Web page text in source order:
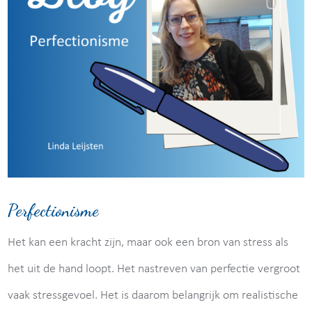
Perfectionisme
Het kan een kracht zijn, maar ook een bron van stress als
het uit de hand loopt. Het nastreven van perfectie vergroot
vaak stressgevoel. Het is daarom belangrijk om realistische